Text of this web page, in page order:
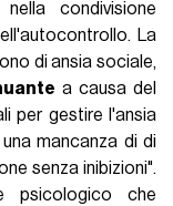
condivisione
La
di ansia sociale,
a causa del
per gestire l'ansia
mancanza di di
senza inibizioni".
psicologico che